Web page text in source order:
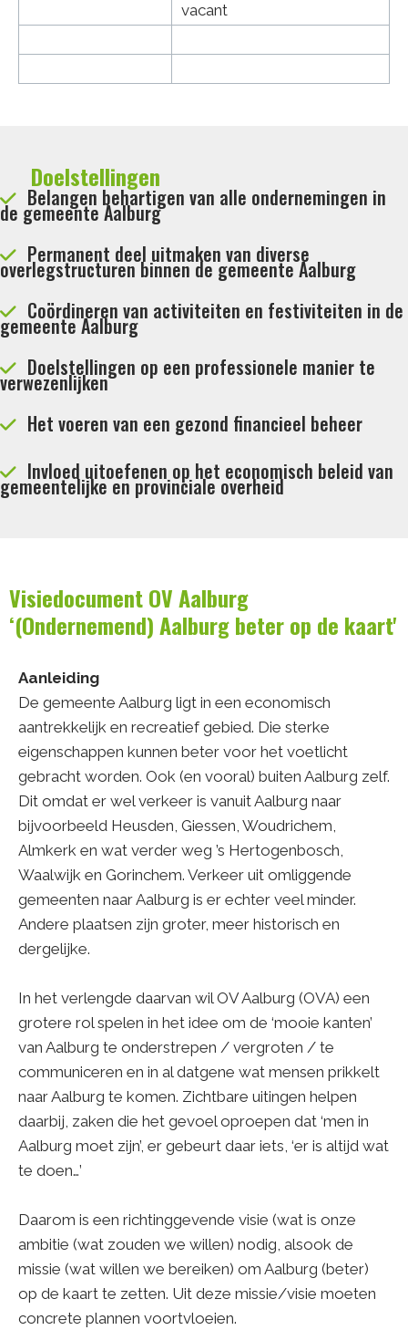
vacant
Doelstellingen
Belangen behartigen van alle ondernemingen in
de gemeente Aalburg
Permanent deel uitmaken van diverse
overlegstructuren binnen de gemeente Aalburg
Coördineren van activiteiten en festiviteiten in de
gemeente Aalburg
Doelstellingen op een professionele manier te
verwezenlijken
Het voeren van een gezond financieel beheer
Invloed uitoefenen op het economisch beleid van
gemeentelijke en provinciale overheid
Visiedocument OV Aalburg
‘(Ondernemend) Aalburg beter op de kaart'
Aanleiding
De gemeente Aalburg ligt in een economisch
aantrekkelijk en recreatief gebied. Die sterke
eigenschappen kunnen beter voor het voetlicht
gebracht worden. Ook (en vooral) buiten Aalburg zelf.
Dit omdat er wel verkeer is vanuit Aalburg naar
bijvoorbeeld Heusden, Giessen, Woudrichem,
Almkerk en wat verder weg ’s Hertogenbosch,
Waalwijk en Gorinchem. Verkeer uit omliggende
gemeenten naar Aalburg is er echter veel minder.
Andere plaatsen zijn groter, meer historisch en
dergelijke.
In het verlengde daarvan wil OV Aalburg (OVA) een
grotere rol spelen in het idee om de ‘mooie kanten’
van Aalburg te onderstrepen / vergroten / te
communiceren en in al datgene wat mensen prikkelt
naar Aalburg te komen. Zichtbare uitingen helpen
daarbij, zaken die het gevoel oproepen dat ‘men in
Aalburg moet zijn’, er gebeurt daar iets, ‘er is altijd wat
te doen…’
Daarom is een richtinggevende visie (wat is onze
ambitie (wat zouden we willen) nodig, alsook de
missie (wat willen we bereiken) om Aalburg (beter)
op de kaart te zetten. Uit deze missie/visie moeten
concrete plannen voortvloeien.